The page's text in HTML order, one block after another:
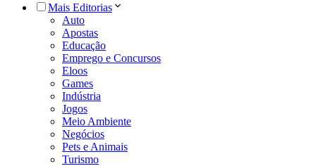
Mais Editorias
Auto
Apostas
Educação
Emprego e Concursos
Eloos
Games
Indústria
Jogos
Meio Ambiente
Negócios
Pets e Animais
Turismo